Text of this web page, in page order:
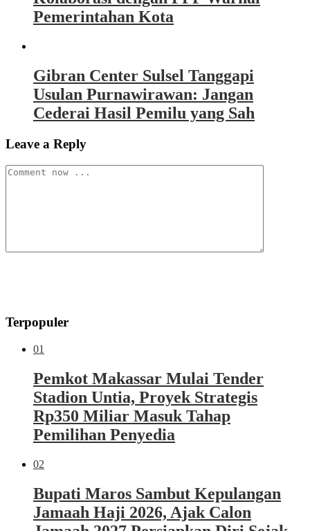
Pemerintahan Kota
Gibran Center Sulsel Tanggapi
Usulan Purnawirawan: Jangan
Cederai Hasil Pemilu yang Sah
Leave a Reply
Terpopuler
01
Pemkot Makassar Mulai Tender
Stadion Untia, Proyek Strategis
Rp350 Miliar Masuk Tahap
Pemilihan Penyedia
02
Bupati Maros Sambut Kepulangan
Jamaah Haji 2026, Ajak Calon